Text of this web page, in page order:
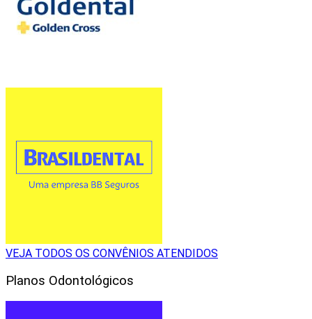
VEJA TODOS OS CONVÊNIOS ATENDIDOS
Planos Odontológicos